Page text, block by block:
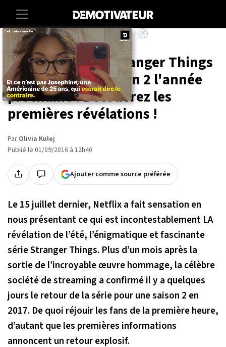
Accueil Entertainment Series
C'est confirmé, Stranger Things
aura bien une saison 2 l'année
prochaine ! Découvrez les
premières révélations !
Par Olivia Kulej
Publié le 01/09/2016 à 12h40
Ajouter comme source préférée
Le 15 juillet dernier, Netflix a fait sensation en
nous présentant ce qui est incontestablement LA
révélation de l’été, l’énigmatique et fascinante
série Stranger Things. Plus d’un mois après la
sortie de l’incroyable œuvre hommage, la célèbre
société de streaming a confirmé il y a quelques
jours le retour de la série pour une saison 2 en
2017. De quoi réjouir les fans de la première heure,
d’autant que les premières informations
annoncent un retour explosif.
×